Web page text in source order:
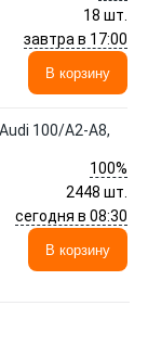
18 шт.
завтра в 17:00
В корзину
100/A2-A8,
100%
2448 шт.
сегодня в 08:30
В корзину